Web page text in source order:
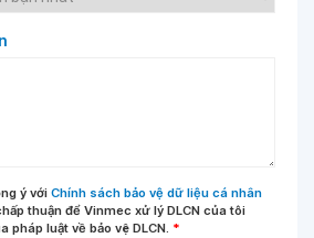
ý với Chính sách bảo vệ dữ liệu cá nhân
thuận để Vinmec xử lý DLCN của tôi
pháp luật về bảo vệ DLCN. *